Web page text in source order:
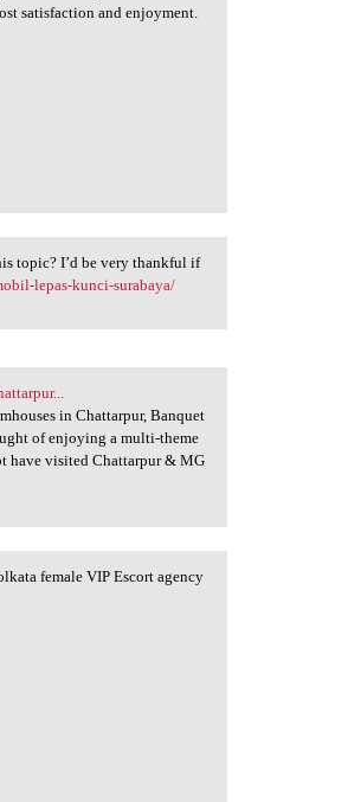
satisfaction and enjoyment.
topic? I’d be very thankful if
lepas-kunci-surabaya/
in Chattarpur, Banquet
of enjoying a multi-theme
have visited Chattarpur & MG
female VIP Escort agency